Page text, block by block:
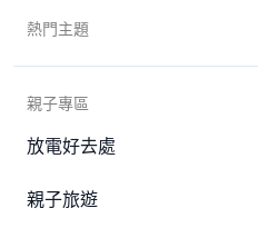
熱門主題
親子專區
放電好去處
親子旅遊